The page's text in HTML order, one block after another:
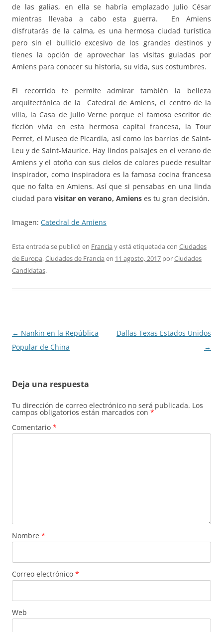
de las galias, en ella se habría emplazado Julio César
mientras llevaba a cabo esta guerra. En Amiens
disfrutarás de la calma, es una hermosa ciudad turística
pero sin el bullicio excesivo de los grandes destinos y
tienes la opción de aprovechar las visitas guiadas por
Amiens para conocer su historia, su vida, sus costumbres.
El recorrido te permite admirar también la belleza
arquitectónica de la Catedral de Amiens, el centro de la
villa, la Casa de Julio Verne porque el famoso escritor de
ficción vivía en esta hermosa capital francesa, la Tour
Perret, el Museo de Picardía, así como los barrios de Saint-
Leu y de Saint-Maurice. Hay lindos paisajes en el verano de
Amiens y el otoño con sus cielos de colores puede resultar
inspirador, como inspiradora es la famosa cocina francesa
que no falta en Amiens. Así que si pensabas en una linda
ciudad para visitar en verano, Amiens es tu gran decisión.
Imagen: Catedral de Amiens
Esta entrada se publicó en Francia y está etiquetada con Ciudades
de Europa,Ciudades de Francia en 11 agosto, 2017 porCiudades
Candidatas.
Navegación
de
← Nankin en la República
Popular de China
Dallas Texas Estados Unidos
→
Deja una respuesta
Tu dirección de correo electrónico no será publicada. Los
campos obligatorios están marcados con *
Comentario *
Nombre *
Correo electrónico *
Web